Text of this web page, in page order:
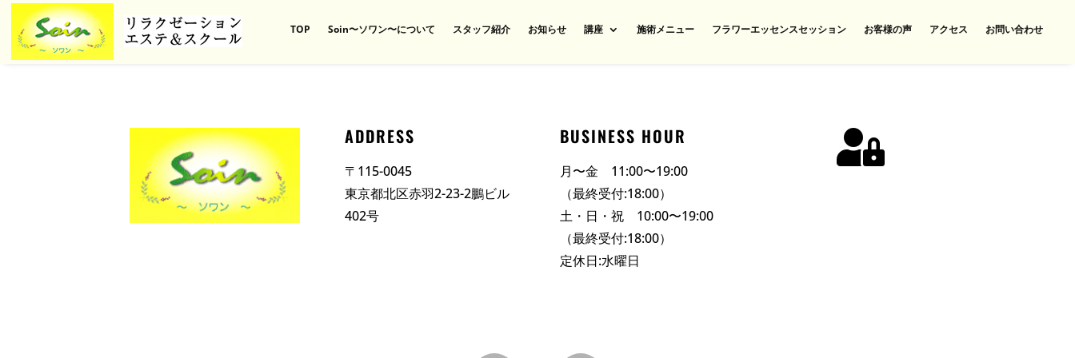
TOP Soin〜ソワン〜について スタッフ紹介 お知らせ 講座 施術メニュー フラワーエッセンスセッション お客様の声 アクセス お問い合わせ
ADDRESS
〒115-0045
東京都北区赤羽2-23-2鵬ビル
402号
BUSINESS HOUR
月〜金 11:00〜19:00
（最終受付:18:00）
土・日・祝 10:00〜19:00
（最終受付:18:00）
定休日:水曜日
